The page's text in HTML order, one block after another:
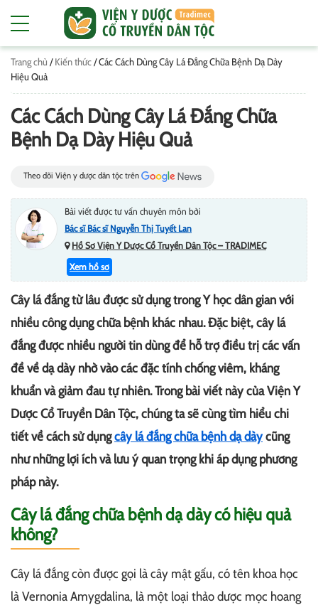
Trang chủ /Kiến thức/Các Cách Dùng Cây Lá Đắng Chữa Bệnh Dạ Dày
Hiệu Quả
Các Cách Dùng Cây Lá Đắng Chữa
Bệnh Dạ Dày Hiệu Quả
Theo dõi Viện y dược dân tộc trên
Bài viết được tư vấn chuyên môn bởi
Bác sĩ Bác sĩ Nguyễn Thị Tuyết Lan
Hồ Sơ Viện Y Dược Cổ Truyền Dân Tộc – TRADIMEC
Xem hồ sơ
Cây lá đắng từ lâu được sử dụng trong Y học dân gian với
nhiều công dụng chữa bệnh khác nhau. Đặc biệt, cây lá
đắng được nhiều người tin dùng để hỗ trợ điều trị các vấn
đề về dạ dày nhờ vào các đặc tính chống viêm, kháng
khuẩn và giảm đau tự nhiên. Trong bài viết này của Viện Y
Dược Cổ Truyền Dân Tộc, chúng ta sẽ cùng tìm hiểu chi
tiết về cách sử dụngcây lá đắng chữa bệnh dạ dàycũng
như những lợi ích và lưu ý quan trọng khi áp dụng phương
pháp này.
Cây lá đắng chữa bệnh dạ dày có hiệu quả
không?
Cây lá đắng còn được gọi là cây mật gấu, có tên khoa học
là Vernonia Amygdalina, là một loại thảo dược mọc hoang